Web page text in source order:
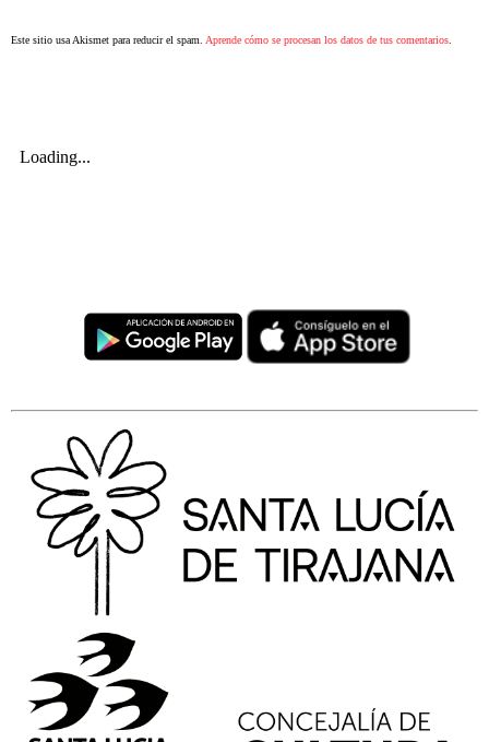
Este sitio usa Akismet para reducir el spam. Aprende cómo se procesan los datos de tus comentarios